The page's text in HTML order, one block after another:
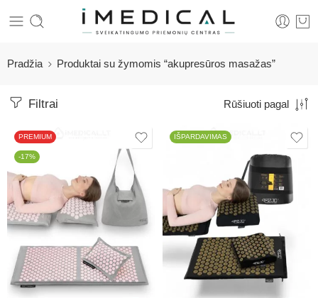
Pradžia Produktai su žymomis “akupresūros masažas”
Filtrai Rūšiuoti pagal
PREMIUM
-17%
IŠPARDAVIMAS
Juoda/Auksinė